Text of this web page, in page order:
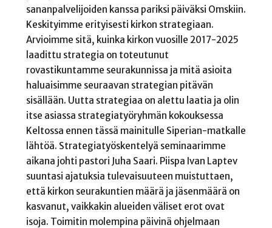
sananpalvelijoiden kanssa pariksi päiväksi Omskiin.
Keskityimme erityisesti kirkon strategiaan.
Arvioimme sitä, kuinka kirkon vuosille 2017-2025
laadittu strategia on toteutunut
rovastikuntamme seurakunnissa ja mitä asioita
haluaisimme seuraavan strategian pitävän
sisällään. Uutta strategiaa on alettu laatia ja olin
itse asiassa strategiatyöryhmän kokouksessa
Keltossa ennen tässä mainitulle Siperian-matkalle
lähtöä. Strategiatyöskentelyä seminaarimme
aikana johti pastori Juha Saari. Piispa Ivan Laptev
suuntasi ajatuksia tulevaisuuteen muistuttaen,
että kirkon seurakuntien määrä ja jäsenmäärä on
kasvanut, vaikkakin alueiden väliset erot ovat
isoja. Toimitin molempina päivinä ohjelmaan